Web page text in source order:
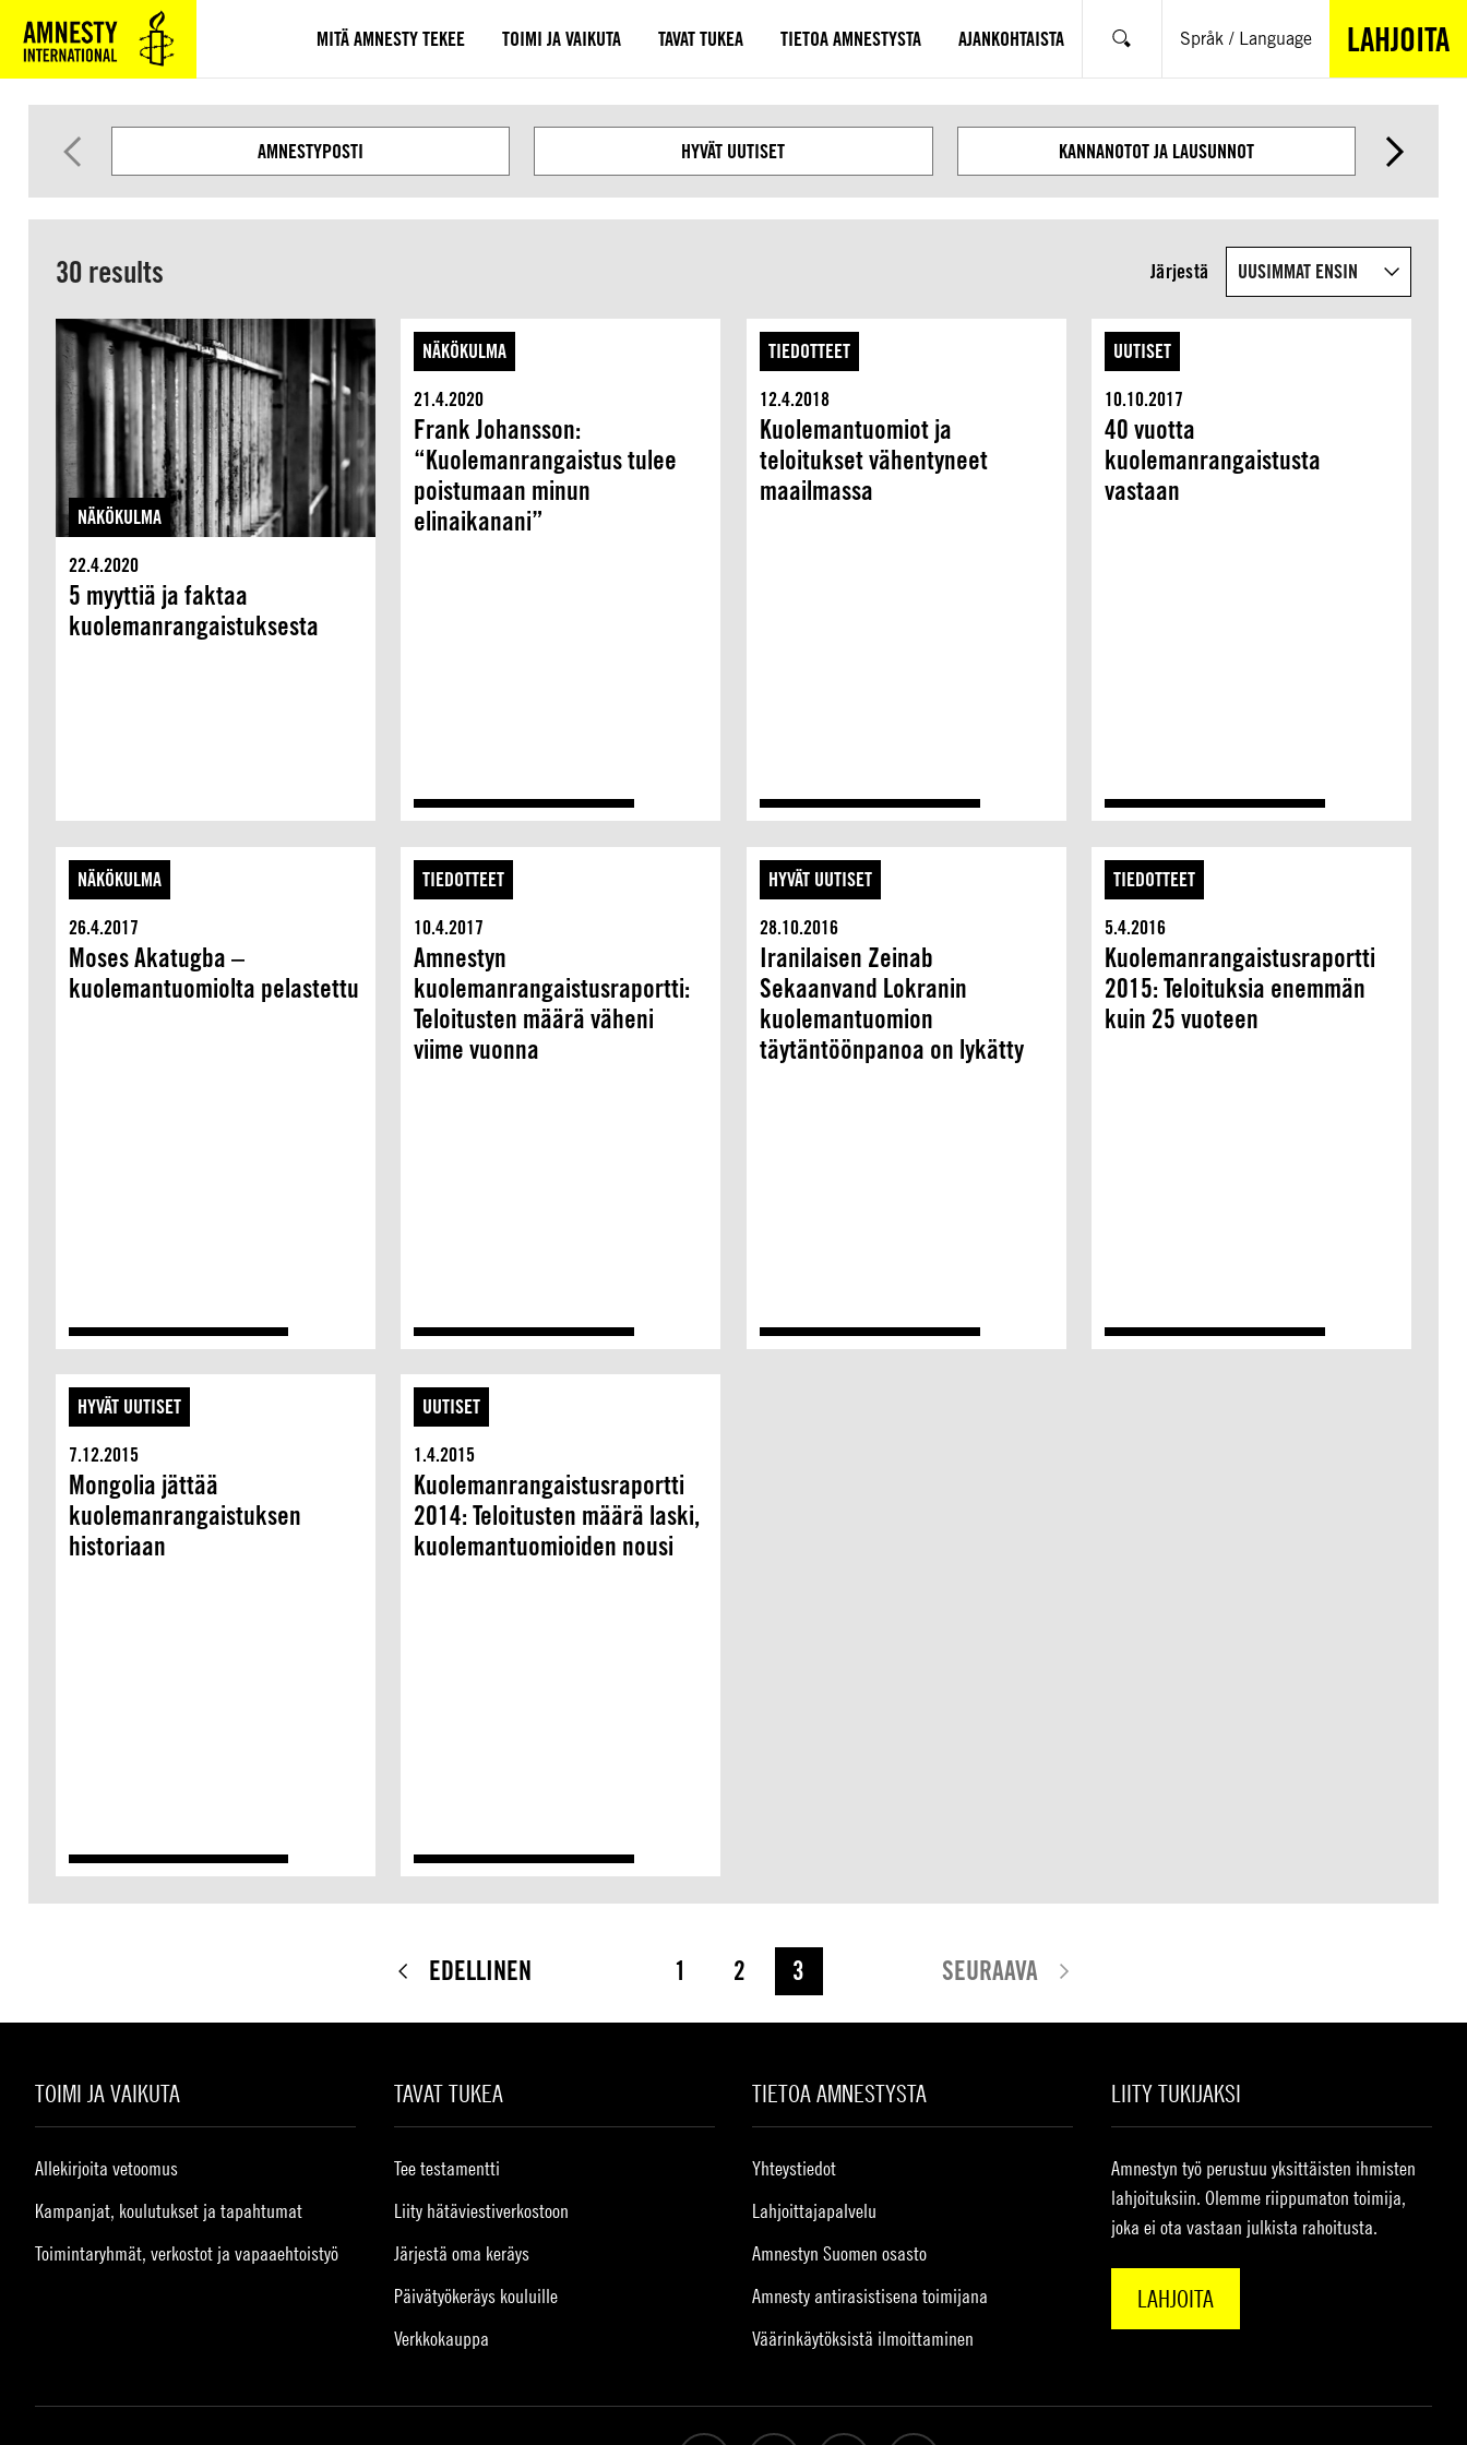
VARSINAISEEN
SISÄLTÖÖN
MITÄ AMNESTY TEKEE TOIMI JA VAIKUTA TAVAT TUKEA TIETOA AMNESTYSTA AJANKOHTAISTA Hae Språk / Language LAHJOITA
AMNESTYPOSTI HYVÄT UUTISET KANNANOTOT JA LAUSUNNOT
30 results Järjestä
NÄKÖKULMA
22.4.2020
5 myyttiä ja faktaa
kuolemanrangaistuksesta
NÄKÖKULMA
21.4.2020
Frank Johansson:
“Kuolemanrangaistus tulee
poistumaan minun
elinaikanani”
TIEDOTTEET
12.4.2018
Kuolemantuomiot ja
teloitukset vähentyneet
maailmassa
UUTISET
10.10.2017
40 vuotta
kuolemanrangaistusta
vastaan
NÄKÖKULMA
26.4.2017
Moses Akatugba –
kuolemantuomiolta pelastettu
TIEDOTTEET
10.4.2017
Amnestyn
kuolemanrangaistusraportti:
Teloitusten määrä väheni
viime vuonna
HYVÄT UUTISET
28.10.2016
Iranilaisen Zeinab
Sekaanvand Lokranin
kuolemantuomion
täytäntöönpanoa on lykätty
TIEDOTTEET
5.4.2016
Kuolemanrangaistusraportti
2015: Teloituksia enemmän
kuin 25 vuoteen
HYVÄT UUTISET
7.12.2015
Mongolia jättää
kuolemanrangaistuksen
historiaan
UUTISET
1.4.2015
Kuolemanrangaistusraportti
2014: Teloitusten määrä laski,
kuolemantuomioiden nousi
EDELLINEN 1 2 3 SEURAAVA
TOIMI JA VAIKUTA
Allekirjoita vetoomus
Kampanjat, koulutukset ja tapahtumat
Toimintaryhmät, verkostot ja vapaaehtoistyö
TAVAT TUKEA
Tee testamentti
Liity hätäviestiverkostoon
Järjestä oma keräys
Päivätyökeräys kouluille
Verkkokauppa
TIETOA AMNESTYSTA
Yhteystiedot
Lahjoittajapalvelu
Amnestyn Suomen osasto
Amnesty antirasistisena toimijana
Väärinkäytöksistä ilmoittaminen
LIITY TUKIJAKSI
Amnestyn työ perustuu yksittäisten ihmisten
lahjoituksiin. Olemme riippumaton toimija,
joka ei ota vastaan julkista rahoitusta.
LAHJOITA